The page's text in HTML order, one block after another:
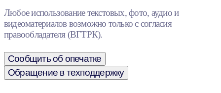
Любое использование текстовых, фото, аудио и
видеоматериалов возможно только с согласия
правообладателя (ВГТРК).
Сообщить об опечатке
Обращение в техподдержку